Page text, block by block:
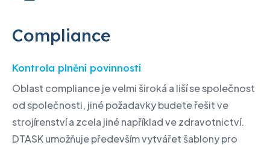
Compliance
Kontrola plnění povinností
Oblast compliance je velmi široká a liší se společnost
od společnosti, jiné požadavky budete řešit ve
strojírenství a zcela jiné například ve zdravotnictví.
DTASK umožňuje především vytvářet šablony pro